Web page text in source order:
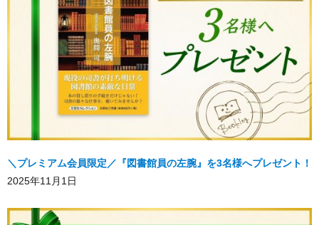
＼プレミアム会員限定／『図書館員の左腕』を3名様へプレゼント！
2025年11月1日